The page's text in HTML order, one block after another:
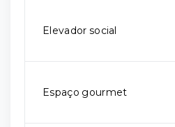
Elevador social
Espaço gourmet